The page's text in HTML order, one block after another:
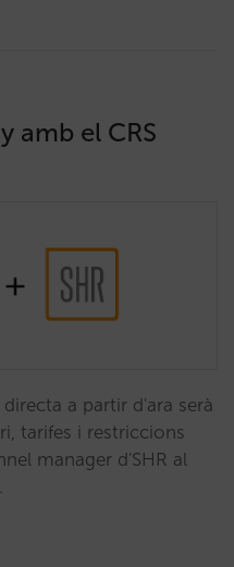
amb el CRS
a partir d'ara serà
tarifes i restriccions
manager d'SHR al